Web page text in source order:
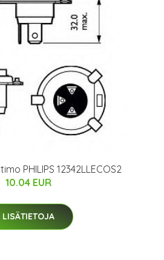
PHILIPS 12342LLECOS2
10.04 EUR
LISÄTIETOJA